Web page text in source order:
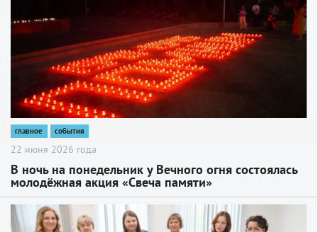
главное события
22 июня 2026 года
В ночь на понедельник у Вечного огня состоялась
молодёжная акция «Свеча памяти»
2